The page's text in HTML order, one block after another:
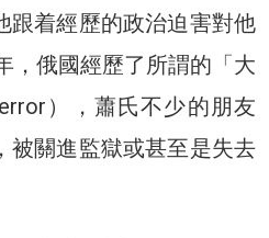
跟着經歷的政治迫害對他
，俄國經歷了所謂的「大
），蕭氏不少的朋友
被關進監獄或甚至是失去